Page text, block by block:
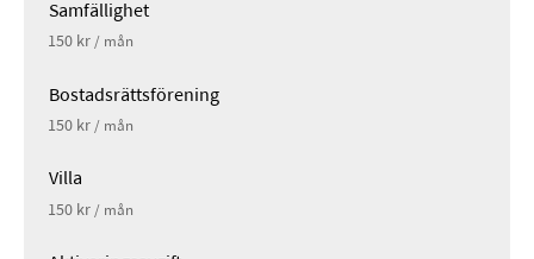
Samfällighet
150 kr / mån
Bostadsrättsförening
150 kr / mån
Villa
150 kr / mån